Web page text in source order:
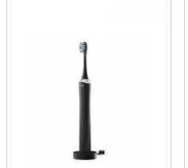
Uzņēmumiem
Tet pakalpojumi
Kontakti